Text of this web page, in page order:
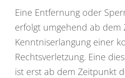
Eine Entfernung oder
erfolgt umgehend ab dem
Kenntniserlangung einer
Rechtsverletzung. Eine
ist erst ab dem Zeitpunkt